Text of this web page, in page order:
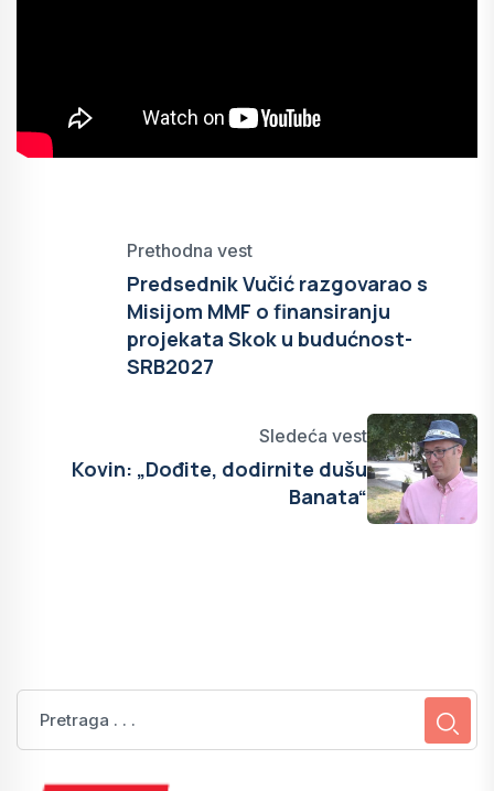
Prethodna vest
Predsednik Vučić razgovarao s
Misijom MMF o finansiranju
projekata Skok u budućnost-
SRB2027
Sledeća vest
Kovin: „Dođite, dodirnite dušu
Banata“